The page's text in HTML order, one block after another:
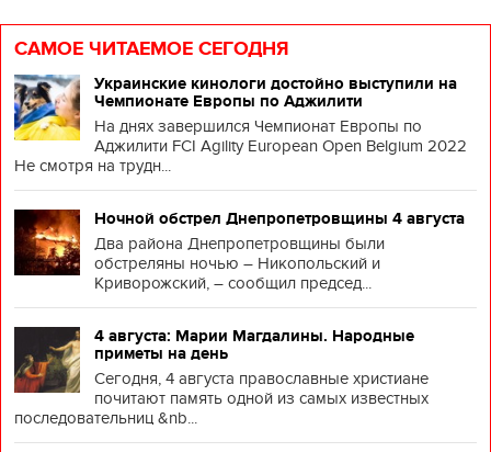
САМОЕ ЧИТАЕМОЕ СЕГОДНЯ
Украинские кинологи достойно выступили на
Чемпионате Европы по Аджилити
На днях завершился Чемпионат Европы по
Аджилити FCI Agility European Open Belgium 2022
Не смотря на трудн...
Ночной обстрел Днепропетровщины 4 августа
Два района Днепропетровщины были
обстреляны ночью – Никопольский и
Криворожский, – сообщил председ...
4 августа: Марии Магдалины. Народные
приметы на день
Сегодня, 4 августа православные христиане
почитают память одной из самых известных
последовательниц &nb...